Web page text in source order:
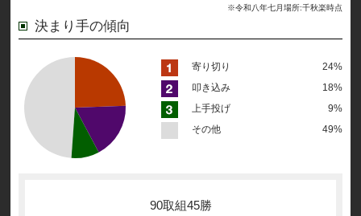
※令和八年七月場所:千秋楽時点
決まり手の傾向
寄り切り
24%
叩き込み
18%
上手投げ
9%
その他
49%
90取組45勝